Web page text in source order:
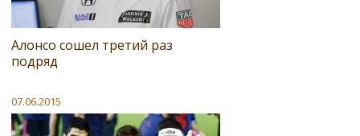
Алонсо сошел третий раз
подряд
07.06.2015